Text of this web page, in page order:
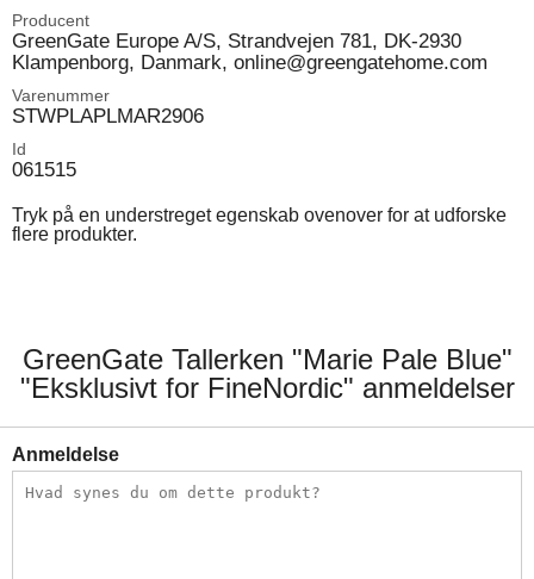
Producent
GreenGate Europe A/S, Strandvejen 781, DK-2930
Klampenborg, Danmark, online@greengatehome.com
Varenummer
STWPLAPLMAR2906
Id
061515
Tryk på en understreget egenskab ovenover for at udforske
flere produkter.
GreenGate Tallerken "Marie Pale Blue"
"Eksklusivt for FineNordic" anmeldelser
Anmeldelse